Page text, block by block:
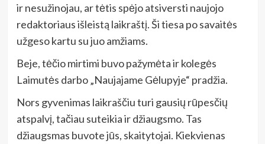
ir nesužinojau, ar tėtis spėjo atsiversti naujojo
redaktoriaus išleistą laikraštį. Ši tiesa po savaitės
užgeso kartu su juo amžiams.
Beje, tėčio mirtimi buvo pažymėta ir kolegės
Laimutės darbo „Naujajame Gėlupyje“ pradžia.
Nors gyvenimas laikraščiu turi gausių rūpesčių
atspalvį, tačiau suteikia ir džiaugsmo. Tas
džiaugsmas buvote jūs, skaitytojai. Kiekvienas